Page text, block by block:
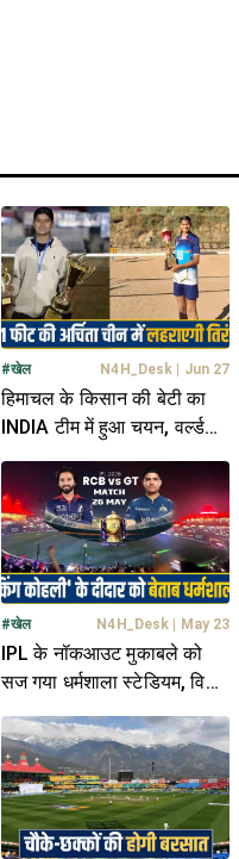
#खेल N4H_Desk Jun 27
हिमाचल के किसान की बेटी का
INDIA टीम में हुआ चयन, वर्ल्ड
चैंपियनशिप में लहराएगी तिरंगा
#खेल N4H_Desk May 23
IPL के नॉकआउट मुकाबले को
सज गया धर्मशाला स्टेडियम, विराट
कोहली के दर्शन को बेताब क्रिकेट
प्रेमी